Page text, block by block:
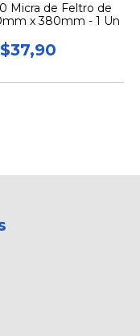
Micra de Feltro de
x 380mm - 1 Un